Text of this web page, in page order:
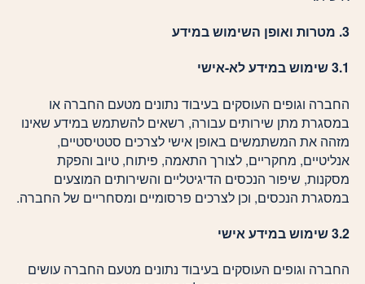
3. מטרות ואופן השימוש במידע
3.1 שימוש במידע לא-אישי
החברה וגופים העוסקים בעיבוד נתונים מטעם החברה או
במסגרת מתן שירותים עבורה, רשאים להשתמש במידע שאינו
מזהה את המשתמשים באופן אישי לצרכים סטטיסטיים,
אנליטיים, מחקריים, לצורך התאמה, פיתוח, טיוב והפקת
מסקנות, שיפור הנכסים הדיגיטליים והשירותים המוצעים
במסגרת הנכסים, וכן לצרכים פרסומיים ומסחריים של החברה.
3.2 שימוש במידע אישי
החברה וגופים העוסקים בעיבוד נתונים מטעם החברה עושים